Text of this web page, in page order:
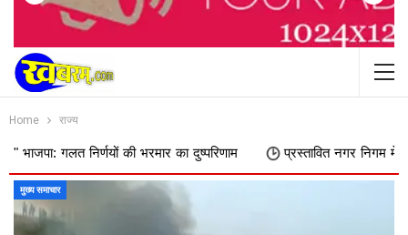
Home राज्य
का दुष्परिणाम प्रस्तावित नगर निगम में शामिल किए जाने का फिर
मुख्य समाचार